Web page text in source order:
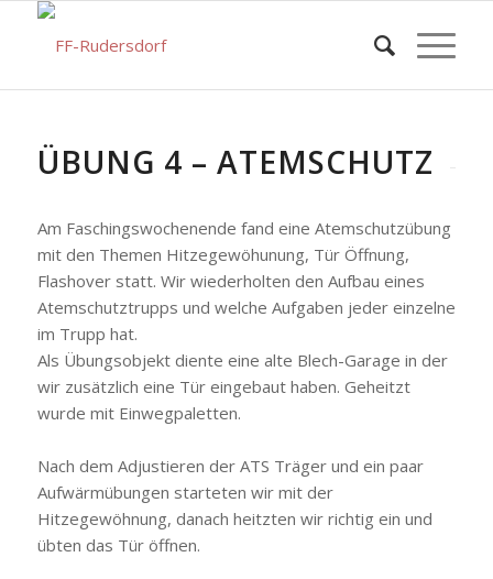
ÜBUNG 4 – ATEMSCHUTZ
Am Faschingswochenende fand eine Atemschutzübung
mit den Themen Hitzegewöhunung, Tür Öffnung,
Flashover statt. Wir wiederholten den Aufbau eines
Atemschutztrupps und welche Aufgaben jeder einzelne
im Trupp hat.
Als Übungsobjekt diente eine alte Blech-Garage in der
wir zusätzlich eine Tür eingebaut haben. Geheitzt
wurde mit Einwegpaletten.
Nach dem Adjustieren der ATS Träger und ein paar
Aufwärmübungen starteten wir mit der
Hitzegewöhnung, danach heitzten wir richtig ein und
übten das Tür öffnen.